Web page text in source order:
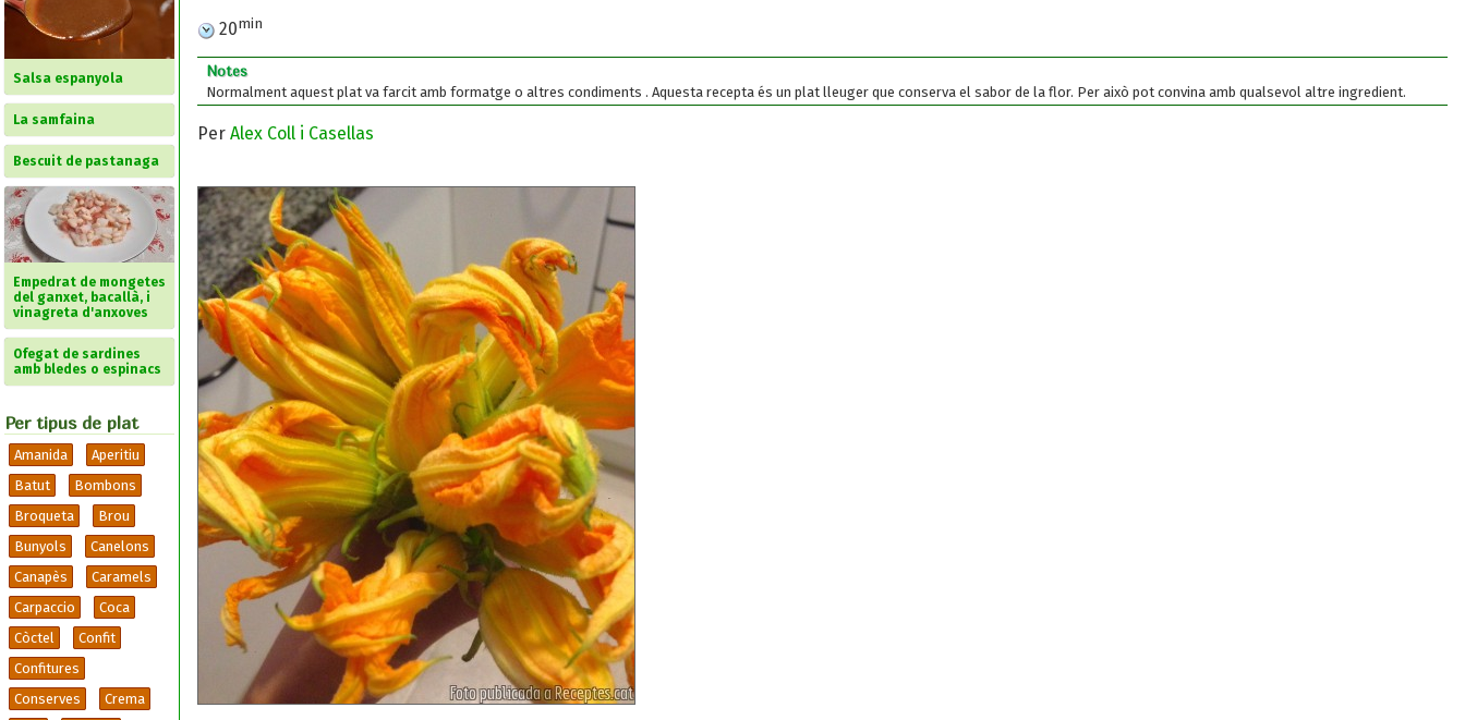
Salsa espanyola
La samfaina
Bescuit de pastanaga
Empedrat de mongetes
del ganxet, bacallà, i
vinagreta d'anxoves
Ofegat de sardines
amb bledes o espinacs
Per tipus de plat
Amanida
Aperitiu
Batut
Bombons
Broqueta
Brou
Bunyols
Canelons
Canapès
Caramels
Carpaccio
Coca
Còctel
Confit
Confitures
Conserves
Crema
20min
Notes
Normalment aquest plat va farcit amb formatge o altres condiments . Aquesta recepta és un plat lleuger que conserva el sabor de la flor. Per això pot convina amb qualsevol altre ingredient.
Per Alex Coll i Casellas